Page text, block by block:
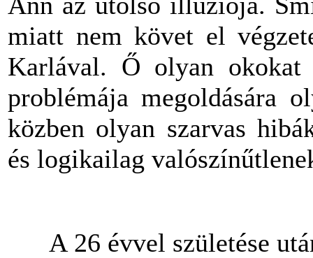
miatt nem követ el
Karlával. Ő olyan okokat
problémája megoldására
közben olyan szarvas
és logikailag
A 26 évvel születése